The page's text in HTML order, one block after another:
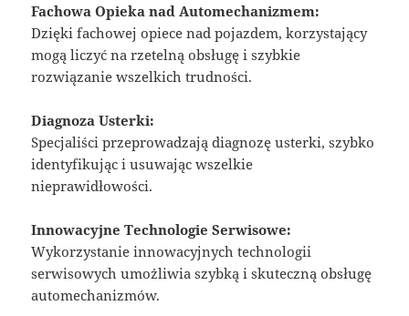
Fachowa Opieka nad Automechanizmem:
Dzięki fachowej opiece nad pojazdem, korzystający
mogą liczyć na rzetelną obsługę i szybkie
rozwiązanie wszelkich trudności.
Diagnoza Usterki:
Specjaliści przeprowadzają diagnozę usterki, szybko
identyfikując i usuwając wszelkie
nieprawidłowości.
Innowacyjne Technologie Serwisowe:
Wykorzystanie innowacyjnych technologii
serwisowych umożliwia szybką i skuteczną obsługę
automechanizmów.